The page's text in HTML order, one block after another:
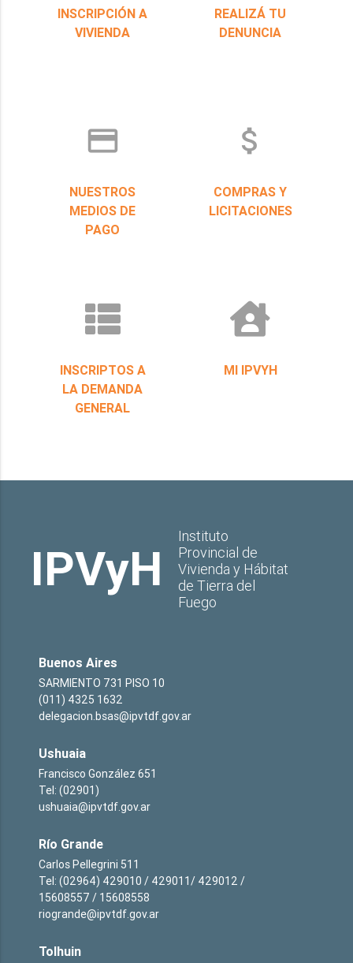
INSCRIPCIÓN A
VIVIENDA
REALIZÁ TU
DENUNCIA
credit_card
NUESTROS
MEDIOS DE
PAGO
attach_money
COMPRAS Y
LICITACIONES
INSCRIPTOS A
LA DEMANDA
GENERAL
MI IPVYH
IPVyH
Instituto
Provincial de
Vivienda y Hábitat
de Tierra del
Fuego
Buenos Aires
SARMIENTO 731 PISO 10
(011) 4325 1632
delegacion.bsas@ipvtdf.gov.ar
Ushuaia
Francisco González 651
Tel: (02901)
ushuaia@ipvtdf.gov.ar
Río Grande
Carlos Pellegrini 511
Tel: (02964) 429010 / 429011/ 429012 /
15608557 / 15608558
riogrande@ipvtdf.gov.ar
Tolhuin